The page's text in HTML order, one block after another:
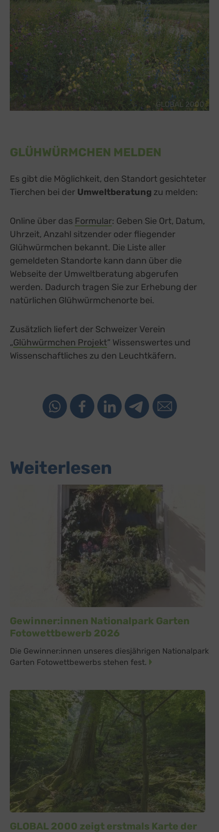
GLOBAL 2000
GLÜHWÜRMCHEN MELDEN
Es gibt die Möglichkeit, den Standort gesichteter
Tierchen bei der Umweltberatung zu melden:
Online über das Formularexternal link, opens in a
: Geben Sie Ort, Datum,
Uhrzeit, Anzahl sitzender oder fliegender
Glühwürmchen bekannt. Die Liste aller
gemeldeten Standorte kann dann über die
Webseite der Umweltberatung abgerufen
werden. Dadurch tragen Sie zur Erhebung der
natürlichen Glühwürmchenorte bei.
Zusätzlich liefert der Schweizer Verein
„Glühwürmchen Projektexternal link, opens in a
“ Wissenswertes und
Wissenschaftliches zu den Leuchtkäfern.
Weiterlesen
Gewinner:innen Nationalpark Garten
Fotowettbewerb 2026
Die Gewinner:innen unseres diesjährigen Nationalpark
Garten Fotowettbewerbs stehen fest.
GLOBAL 2000 zeigt erstmals Karte der